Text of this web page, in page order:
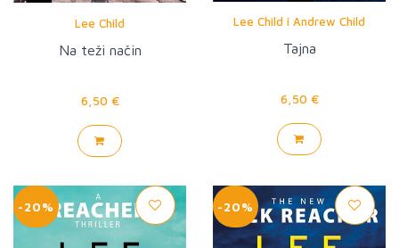
Lee Child
Na teži način
6,50 €
Lee Child i Andrew Child
Tajna
6,50 €
-20% -20%